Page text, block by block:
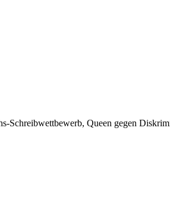
Schreibwettbewerb, Queen gegen